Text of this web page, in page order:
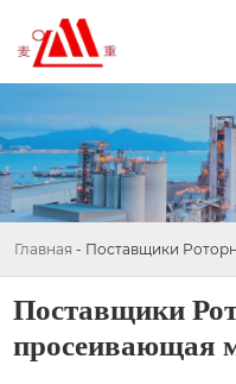
Главная - Поставщики
Поставщики
просеивающая